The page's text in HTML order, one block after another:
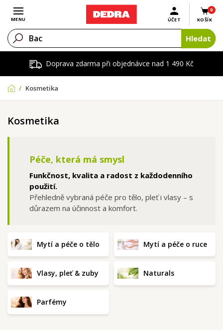
Doprava zdarma při objednávce nad 1 490 Kč
Otevřít menu
MENU
0
KOŠÍK
ÚČET
Hledat
Kosmetika
Kosmetika
Péče, která má smysl
Funkčnost, kvalita a radost z každodenního
použití.
Přehledně vybraná péče pro tělo, pleť i vlasy – s
důrazem na účinnost a komfort.
Mytí a péče o tělo Mytí a péče o ruce
Vlasy, pleť & zuby Naturals
Parfémy